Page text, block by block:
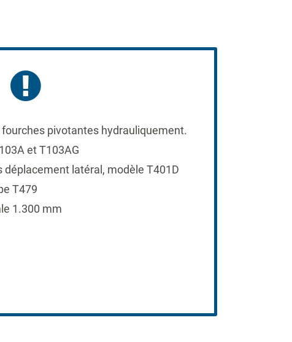
pivotantes hydrauliquement.
et T103AG
déplacement latéral, modèle T401D
T479
1.300 mm